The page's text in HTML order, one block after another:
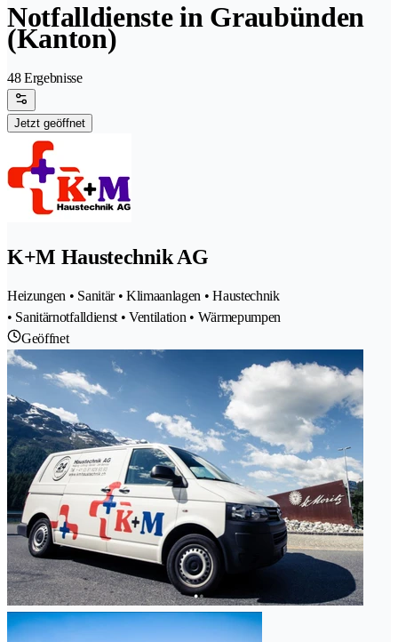
Notfalldienste in Graubünden
(Kanton)
48 Ergebnisse
Jetzt geöffnet
K+M Haustechnik AG
Heizungen • Sanitär • Klimaanlagen • Haustechnik
• Sanitärnotfalldienst • Ventilation • Wärmepumpen
Geöffnet